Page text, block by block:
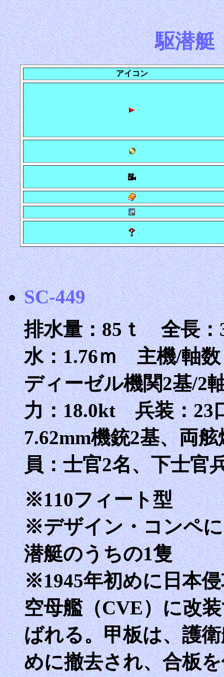
駆潜艇
アイコン
SC-449
排水量：85ｔ 全長
水：1.76ｍ 主機/軸数
ディーゼル機関2基/
力：18.0kt 兵装：23
7.62mm機銃2基、両
員：士官2名、下士官
※110フィート型
※デザイン・コンペ
潜艇のうちの1隻
※1945年初めに日本
空母艦（CVE）に改
ばれる。甲板は、護
めに撤去され、合板